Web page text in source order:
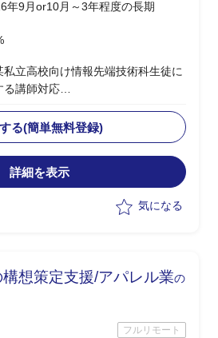
年9月or10月～3年程度の長期
私立高校向け情報先端技術科生徒に
る講師対応
AI/金融工学(高校生向けのため企業
けるお金の話)、情報Ⅰ
業日：月曜(9:40～12:40、13:15～
、水曜(9:40～12:00)
の他、授業に使うコンテンツの制作
レベルを教え、学生に興味を持たせ
る(簡単無料登録)
詳細を表示
気になる
想策定支援/アパレル業の
フルリモート